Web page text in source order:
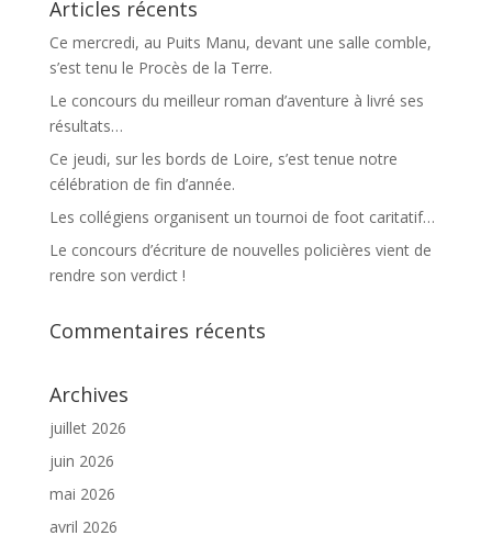
Articles récents
Ce mercredi, au Puits Manu, devant une salle comble,
s’est tenu le Procès de la Terre.
Le concours du meilleur roman d’aventure à livré ses
résultats…
Ce jeudi, sur les bords de Loire, s’est tenue notre
célébration de fin d’année.
Les collégiens organisent un tournoi de foot caritatif…
Le concours d’écriture de nouvelles policières vient de
rendre son verdict !
Commentaires récents
Archives
juillet 2026
juin 2026
mai 2026
avril 2026